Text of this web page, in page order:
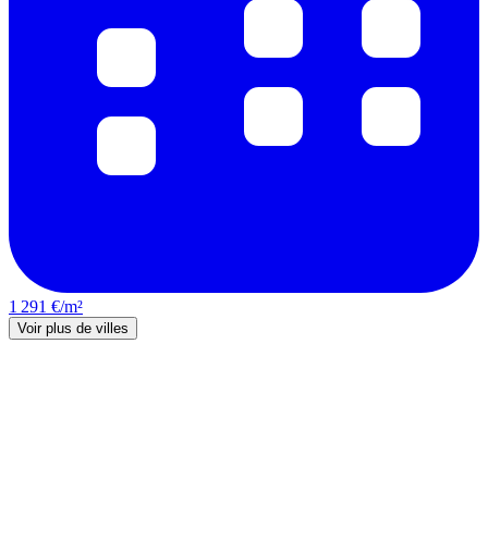
1 291 €/m²
Voir plus de villes